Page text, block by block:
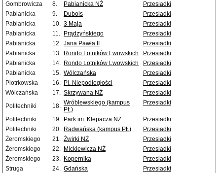
Gombrowicza
8. Pabianicka NŻ
Przesiadki
Pabianicka
9. Dubois
Przesiadki
Pabianicka
10. 3 Maja
Przesiadki
Pabianicka
11. Prądzyńskiego
Przesiadki
Pabianicka
12. Jana Pawła II
Przesiadki
Pabianicka
13. Rondo Lotników Lwowskich
Przesiadki
Pabianicka
14. Rondo Lotników Lwowskich
Przesiadki
Pabianicka
15. Wólczańska
Przesiadki
Piotrkowska
16. Pl. Niepodległości
Przesiadki
Wólczańska
17. Skrzywana NŻ
Przesiadki
Politechniki
18. Wróblewskiego (kampus
PŁ)
Przesiadki
Politechniki 19. Park im. Klepacza NŻ
Przesiadki
Politechniki
20. Radwańska (kampus PŁ)
Przesiadki
Żeromskiego
21. Żwirki NŻ
Przesiadki
Żeromskiego
22. Mickiewicza NŻ
Przesiadki
Żeromskiego
23. Kopernika
Przesiadki
Struga
24. Gdańska
Przesiadki